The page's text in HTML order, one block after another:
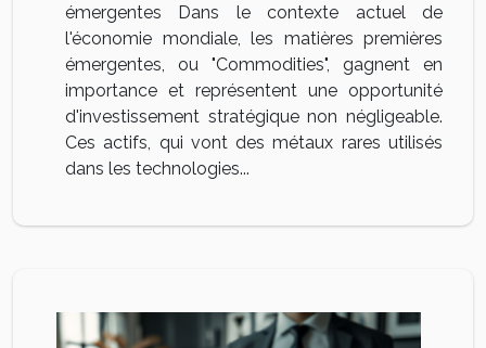
émergentes Dans le contexte actuel de
l'économie mondiale, les matières premières
émergentes, ou "Commodities", gagnent en
importance et représentent une opportunité
d'investissement stratégique non négligeable.
Ces actifs, qui vont des métaux rares utilisés
dans les technologies...